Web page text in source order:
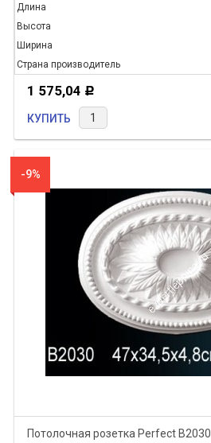
Длина
Высота
Ширина
Страна производитель
1 575,04 Р
КУПИТЬ
-9%
Потолочная розетка Perfect B2030